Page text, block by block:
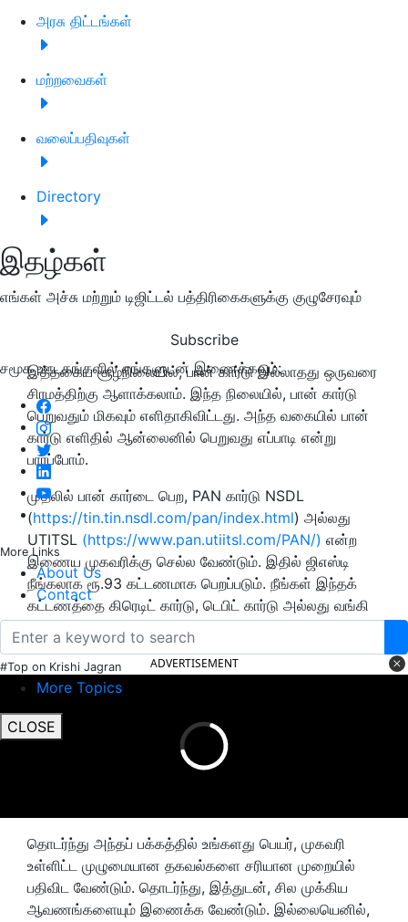
அரசு திட்டங்கள்
மற்றவைகள்
வலைப்பதிவுகள்
Directory
இதழ்கள்
எங்கள் அச்சு மற்றும் டிஜிட்டல் பத்திரிகைகளுக்கு குழுசேரவும்
Subscribe
சமூக ஊடகங்களில் எங்களுடன் இணைக்கவும்:
More Links
About Us
Contact
#Top on Krishi Jagran
More Topics
CLOSE
இத்தகைய சூழ்நிலையில், பான் கார்டு இல்லாதது ஒருவரை
சிரமத்திற்கு ஆளாக்கலாம். இந்த நிலையில், பான் கார்டு
பெறுவதும் மிகவும் எளிதாகிவிட்டது. அந்த வகையில் பான்
கார்டு எளிதில் ஆன்லைனில் பெறுவது எப்பாடி என்று
பார்ப்போம்.
முதலில் பான் கார்டை பெற, PAN கார்டு NSDL
(https://tin.tin.nsdl.com/pan/index.html) அல்லது
UTITSL (https://www.pan.utiitsl.com/PAN/) என்ற
இணைய முகவரிக்கு செல்ல வேண்டும். இதில் ஜிஎஸ்டி
நீங்கலாக ரூ.93 கட்டணமாக பெறப்படும். நீங்கள் இந்தக்
கட்டணத்தை கிரெடிட் கார்டு, டெபிட் கார்டு அல்லது வங்கி
வரைவோலை மூலம் செலுத்தலாம்.
ADVERTISEMENT
தொடர்ந்து அந்தப் பக்கத்தில் உங்களது பெயர், முகவரி
உள்ளிட்ட முழுமையான தகவல்களை சரியான முறையில்
பதிவிட வேண்டும். தொடர்ந்து, இத்துடன், சில முக்கிய
ஆவணங்களையும் இணைக்க வேண்டும். இல்லையெனில்,